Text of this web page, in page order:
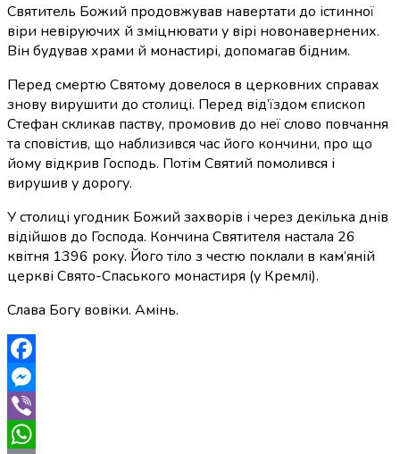
Святитель Божий продовжував навертати до істинної
віри невіруючих й зміцнювати у вірі новонавернених.
Він будував храми й монастирі, допомагав бідним.
Перед смертю Святому довелося в церковних справах
знову вирушити до столиці. Перед від’їздом єпископ
Стефан скликав паству, промовив до неї слово повчання
та сповістив, що наблизився час його кончини, про що
йому відкрив Господь. Потім Святий помолився і
вирушив у дорогу.
У столиці угодник Божий захворів і через декілька днів
відійшов до Господа. Кончина Святителя настала 26
квітня 1396 року. Його тіло з честю поклали в кам’яній
церкві Свято-Спаського монастиря (у Кремлі).
Слава Богу вовіки. Амінь.
Facebook
Messenger
Viber